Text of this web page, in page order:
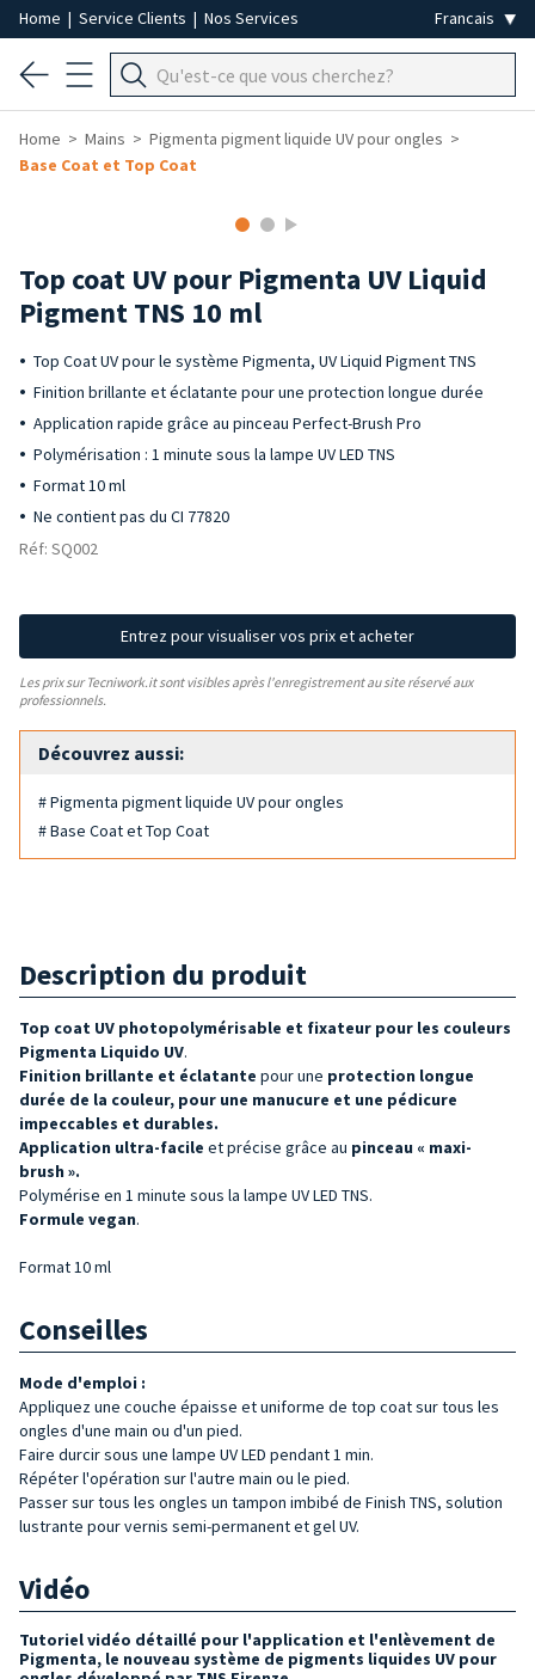
Home | Service Clients | Nos Services
Home Mains
Pigmenta pigment liquide UV pour ongles
Base Coat et Top Coat
Top coat UV pour Pigmenta UV Liquid
Pigment TNS 10 ml
Top Coat UV pour le système Pigmenta, UV Liquid Pigment TNS
Finition brillante et éclatante pour une protection longue durée
Application rapide grâce au pinceau Perfect-Brush Pro
Polymérisation : 1 minute sous la lampe UV LED TNS
Format 10 ml
Ne contient pas du CI 77820
Réf: SQ002
Entrez pour visualiser vos prix et acheter
Les prix sur Tecniwork.it sont visibles après l'enregistrement au site réservé aux
professionnels.
Découvrez aussi:
# Pigmenta pigment liquide UV pour ongles
# Base Coat et Top Coat
Description du produit
Top coat UV photopolymérisable et fixateur pour les couleurs
Pigmenta Liquido UV.
Finition brillante et éclatante pour une protection longue
durée de la couleur, pour une manucure et une pédicure
impeccables et durables.
Application ultra-facile et précise grâce au pinceau « maxi-
brush ».
Polymérise en 1 minute sous la lampe UV LED TNS.
Formule vegan.
Format 10 ml
Conseilles
Mode d'emploi :
Appliquez une couche épaisse et uniforme de top coat sur tous les
ongles d'une main ou d'un pied.
Faire durcir sous une lampe UV LED pendant 1 min.
Répéter l'opération sur l'autre main ou le pied.
Passer sur tous les ongles un tampon imbibé de Finish TNS, solution
lustrante pour vernis semi-permanent et gel UV.
Vidéo
Tutoriel vidéo détaillé pour l'application et l'enlèvement de
Pigmenta, le nouveau système de pigments liquides UV pour